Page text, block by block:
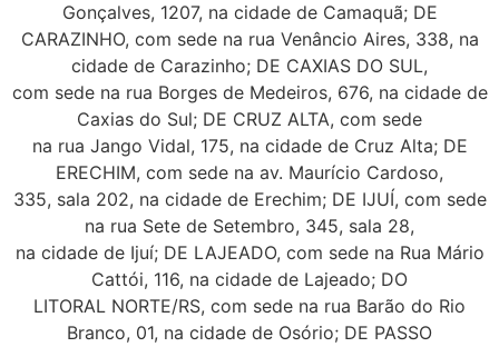
Gonçalves, 1207, na cidade de Camaquã; DE
CARAZINHO, com sede na rua Venâncio Aires, 338, na
cidade de Carazinho; DE CAXIAS DO SUL,
com sede na rua Borges de Medeiros, 676, na cidade de
Caxias do Sul; DE CRUZ ALTA, com sede
na rua Jango Vidal, 175, na cidade de Cruz Alta; DE
ERECHIM, com sede na av. Maurício Cardoso,
335, sala 202, na cidade de Erechim; DE IJUÍ, com sede
na rua Sete de Setembro, 345, sala 28,
na cidade de Ijuí; DE LAJEADO, com sede na Rua Mário
Cattói, 116, na cidade de Lajeado; DO
LITORAL NORTE/RS, com sede na rua Barão do Rio
Branco, 01, na cidade de Osório; DE PASSO